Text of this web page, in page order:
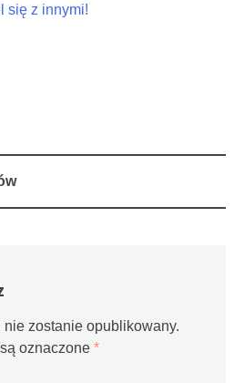
się z innymi!
zostanie opublikowany.
oznaczone *